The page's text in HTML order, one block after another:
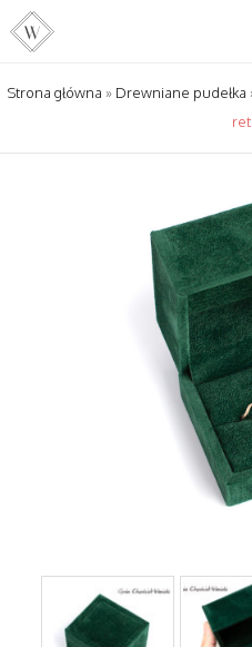
Strona główna » Drewniane pudełka